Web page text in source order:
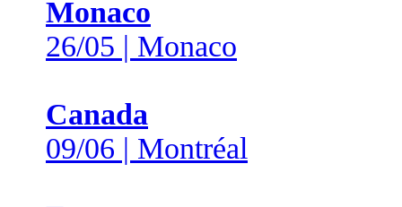
Monaco
26/05 | Monaco
Canada
09/06 | Montréal